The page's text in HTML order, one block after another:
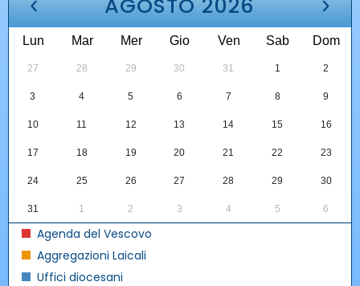
Lun Mar Mer Gio Ven Sab Dom
27 28 29 30 31 1 2
3 4 5 6 7 8 9
10 11 12 13 14 15 16
17 18 19 20 21 22 23
24 25 26 27 28 29 30
31 1 2 3 4 5 6
Agenda del Vescovo
Aggregazioni Laicali
Uffici diocesani